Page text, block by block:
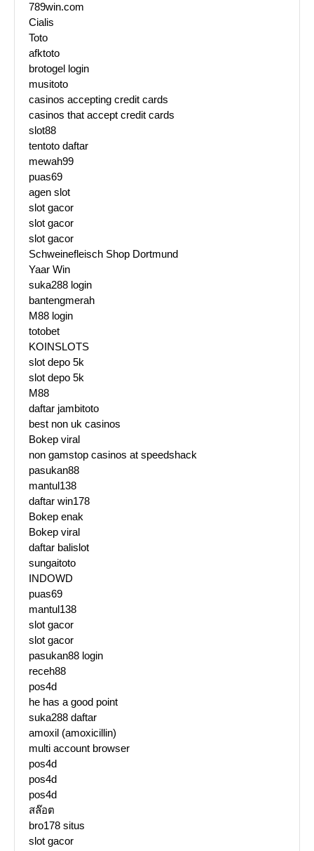
789win.com
Cialis
Toto
afktoto
brotogel login
musitoto
casinos accepting credit cards
casinos that accept credit cards
slot88
tentoto daftar
mewah99
puas69
agen slot
slot gacor
slot gacor
slot gacor
Schweinefleisch Shop Dortmund
Yaar Win
suka288 login
bantengmerah
M88 login
totobet
KOINSLOTS
slot depo 5k
slot depo 5k
M88
daftar jambitoto
best non uk casinos
Bokep viral
non gamstop casinos at speedshack
pasukan88
mantul138
daftar win178
Bokep enak
Bokep viral
daftar balislot
sungaitoto
INDOWD
puas69
mantul138
slot gacor
slot gacor
pasukan88 login
receh88
pos4d
he has a good point
suka288 daftar
amoxil (amoxicillin)
multi account browser
pos4d
pos4d
pos4d
สล๊อต
bro178 situs
slot gacor